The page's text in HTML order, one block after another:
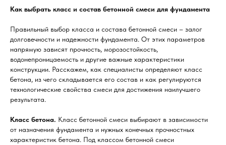
Как выбрать класс и состав бетонной смеси для фундамента
Правильный выбор класса и состава бетонной смеси – залог
долговечности и надежности фундамента. От этих параметров
напрямую зависят прочность, морозостойкость,
водонепроницаемость и другие важные характеристики
конструкции. Расскажем, как специалисты определяют класс
бетона, из чего складывается его состав и как регулируются
технологические свойства смеси для достижения наилучшего
результата.
Класс бетона. Класс бетонной смеси выбирают в зависимости
от назначения фундамента и нужных конечных прочностных
характеристик бетона. Под классом бетонной смеси